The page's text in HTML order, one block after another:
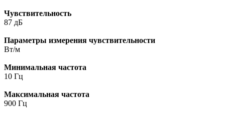
Чувствительность
87 дБ
Параметры измерения чувствительности
Вт/м
Минимальная частота
10 Гц
Максимальная частота
900 Гц